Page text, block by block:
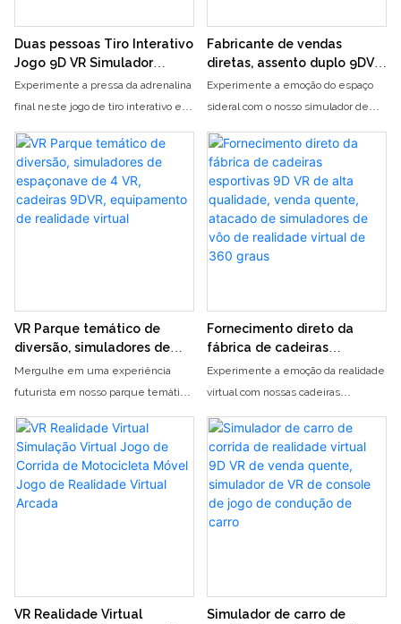
Duas pessoas Tiro Interativo
Jogo 9D VR Simulador
Virtual Reality Plataforma
de caminhada Centro de
Experimente a pressa da adrenalina
final neste jogo de tiro interativo em
de caminhada de realidade virtual
do simulador de VR 9D. Entre no
centro de jogo VR e mergulhe no
mundo emocionante do combate de
Fabricante de vendas
diretas, assento duplo 9DVR
SpaceCraft Aircraft
Simulator, 9DVR Dynamic
Experimente a emoção do espaço
sideral com o nosso simulador de
assento duplo. Esta cadeira de
movimento dinâmica da espaçonave
oferece uma experiência imersiva
e realista diretamente do fabricante
VR Parque temático de
diversão, simuladores de
espaçonave de 4 VR,
cadeiras 9DVR,
virtual
Mergulhe em uma experiência
futurista em nosso parque temático
simuladores de naves espaciais de
6 VR e cadeiras 9DVR. Equipe -se
com a mais recente tecnologia de
realidade virtual para uma aventura
Fornecimento direto da
fábrica de cadeiras
esportivas 9D VR de alta
qualidade, venda quente,
vôo de realidade virtual de
360 ​​graus
Experimente a emoção da realidade
virtual com nossas cadeiras
simuladores de voo de realidade
virtual de 360 ​​graus. Perfeito para
empresas que buscam oferecer
uma experiência de
entretenimento envolvente aos
VR Realidade Virtual
Simulador de carro de